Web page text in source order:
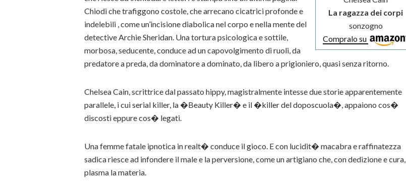
La ragazza dei corpi
sonzogno
Compralo su
Chiodi che trafiggono costole, che arrecano cicatrici profonde e
indelebili , come un’incisione diabolica nel corpo e nella mente del
detective Archie Sheridan. Una tortura psicologica e sottile,
morbosa, seducente, conduce ad un capovolgimento di ruoli, da
predatore a preda, da dominatore a dominato, da libero a prigioniero, quasi senza ritorno.
Chelsea Cain, scrittrice dal passato hippy, magistralmente intesse due storie apparentemente
parallele, i cui serial killer, la �Beauty Killer� e il �killer del doposcuola�, appaiono cos�
discosti eppure cos� legati.
Una femme fatale ipnotica in realt� conduce il gioco. E con lucidit� macabra e raffinatezza
sadica riesce ad infondere il male e la perversione, come un artigiano che, con dedizione e cura,
plasma la materia.